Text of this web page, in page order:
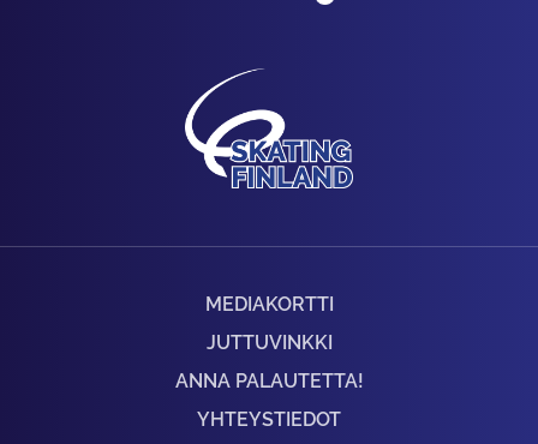
MEDIAKORTTI
JUTTUVINKKI
ANNA PALAUTETTA!
YHTEYSTIEDOT